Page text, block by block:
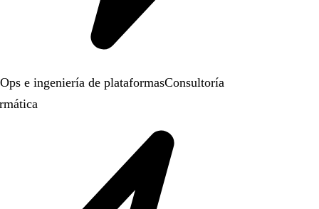
e ingeniería de plataformasConsultoría